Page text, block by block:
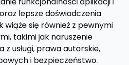
lepsze doświadczenia
wiąże się również z pewnymi
takimi jak naruszenie
usługi, prawa autorskie,
i bezpieczeństwo.